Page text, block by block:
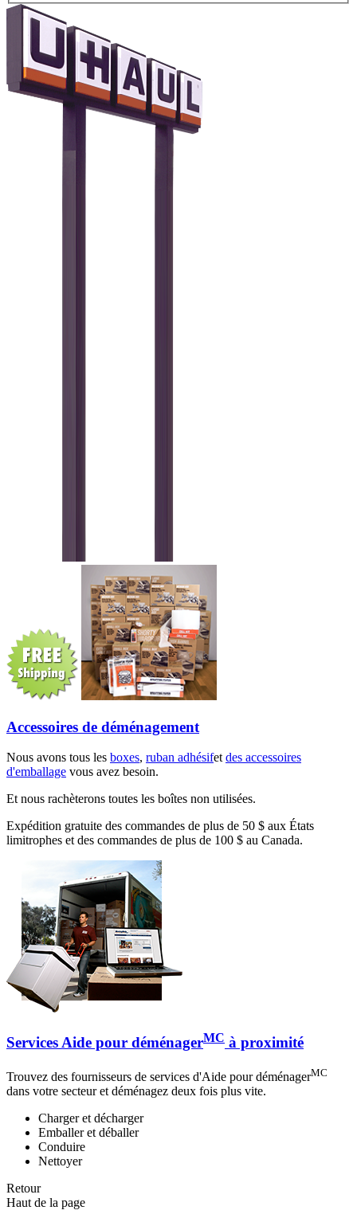
Accessoires de déménagement
Nous avons tous les boxes, ruban adhésifetdes accessoires
d'emballage vous avez besoin.
Et nous rachèterons toutes les boîtes non utilisées.
Expédition gratuite des commandes de plus de 50 $ aux États
limitrophes et des commandes de plus de 100 $ au Canada.
Services Aide pour déménagerMC à proximité
Trouvez des fournisseurs de services d'Aide pour déménagerMC
dans votre secteur et déménagez deux fois plus vite.
Charger et décharger
Emballer et déballer
Conduire
Nettoyer
Retour
Haut de la page